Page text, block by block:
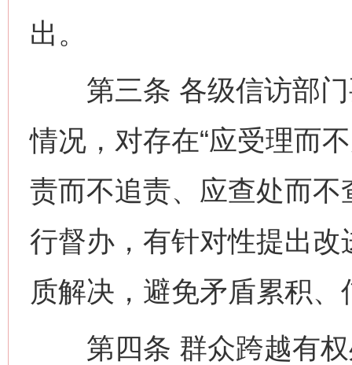
出。
第三条 各级信访部门
情况，对存在“应受理而
责而不追责、应查处而不
行督办，有针对性提出
质解决，避免矛盾累积、
第四条 群众跨越有权